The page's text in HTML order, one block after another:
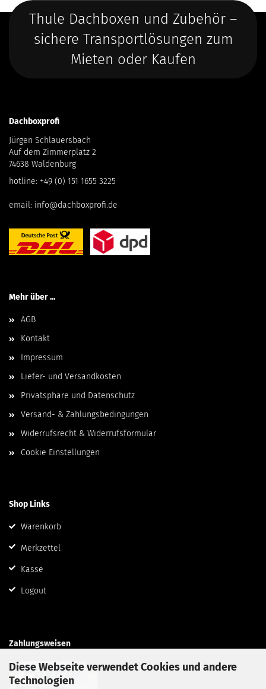
Diese Webseite verwendet Cookies und andere
Technologien
Thule Dachboxen und Zubehör –
sichere Transportlösungen zum
Mieten oder Kaufen
Dachboxprofi
Jürgen Schlauersbach
Auf dem Zimmerplatz 2
74638 Waldenburg
hotline: +49 (0) 151 1655 3225
email: info@dachboxprofi.de
Mehr über ...
AGB
Kontakt
Impressum
Liefer- und Versandkosten
Privatsphäre und Datenschutz
Versand- & Zahlungsbedingungen
Widerrufsrecht & Widerrufsformular
Cookie Einstellungen
Shop Links
Warenkorb
Merkzettel
Kasse
Logout
Zahlungsweisen